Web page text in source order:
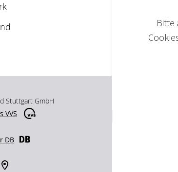
Stuttgart GmbH
VVS
DB
Bitte